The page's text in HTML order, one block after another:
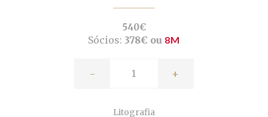
540€
Sócios: 378€ ou 8M
- +
Litografia